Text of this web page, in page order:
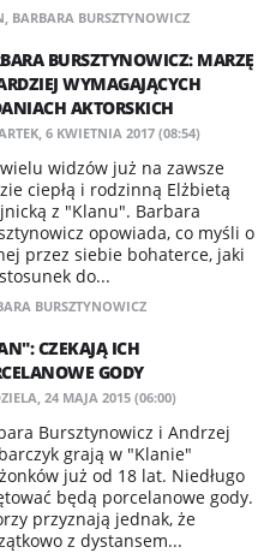
, BARBARA BURSZTYNOWICZ
BURSZTYNOWICZ: MARZĘ
WYMAGAJĄCYCH
AKTORSKICH
6 KWIETNIA 2017 (08:54)
widzów już na zawsze
ciepłą i rodzinną Elżbietą
z "Klanu". Barbara
opowiada, co myśli o
przez siebie bohaterce, jaki
do...
BURSZTYNOWICZ
CZEKAJĄ ICH
GODY
24 MAJA 2015 (06:00)
Bursztynowicz i Andrzej
grają w "Klanie"
już od 18 lat. Niedługo
będą porcelanowe gody.
przyznają jednak, że
z dystansem...